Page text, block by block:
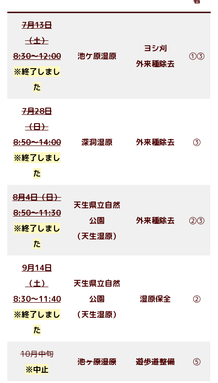
7月13日
（土）
8:30〜12:00
※終了しまし
た
池ケ原湿原
ヨシ刈
外来種除去
①③
7月28日
（日）
8:50〜14:00
※終了しまし
た
深洞湿原 外来種除去 ③
8月4日（日）
8:50〜11:30
※終了しまし
た
天生県立自然
公園
（天生湿原）
外来種除去 ②③
9月14日
（土）
8:30〜11:40
※終了しまし
た
天生県立自然
公園
（天生湿原）
湿原保全 ②
10月中旬
※中止
池ヶ原湿原 遊歩道整備 ⑤